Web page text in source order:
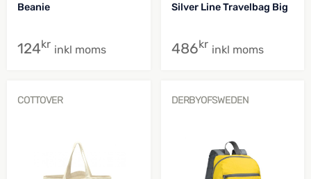
Beanie
124kr inkl moms
Silver Line Travelbag Big
486kr inkl moms
COTTOVER DERBYOFSWEDEN